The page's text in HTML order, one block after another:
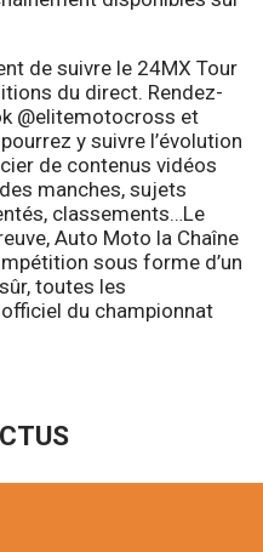
de suivre le 24MX Tour
du direct. Rendez-
@elitemotocross et
y suivre l’évolution
de contenus vidéos
manches, sujets
classements…Le
Auto Moto la Chaîne
sous forme d’un
toutes les
du championnat